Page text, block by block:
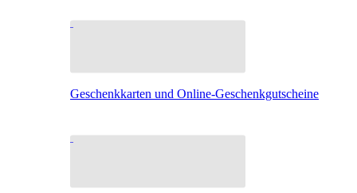
Geschenkkarten und Online-Geschenkgutscheine